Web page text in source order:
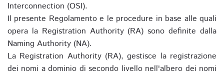
Interconnection (OSI).
Il presente Regolamento e le procedure in base alle quali
opera la Registration Authority (RA) sono definite dalla
Naming Authority (NA).
La Registration Authority (RA), gestisce la registrazione
dei nomi a dominio di secondo livello nell'albero dei nomi